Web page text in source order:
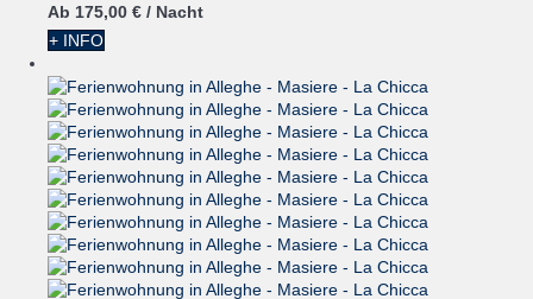
Ab 175,00 € / Nacht
+ INFO